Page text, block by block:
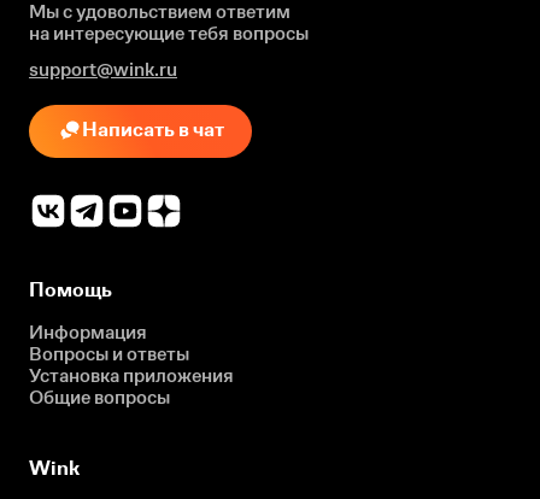
Мы с удовольствием ответим
на интересующиетебя вопросы
support@wink.ru
Написать в чат
Помощь
Информация
Вопросы и ответы
Установка приложения
Общие вопросы
Wink